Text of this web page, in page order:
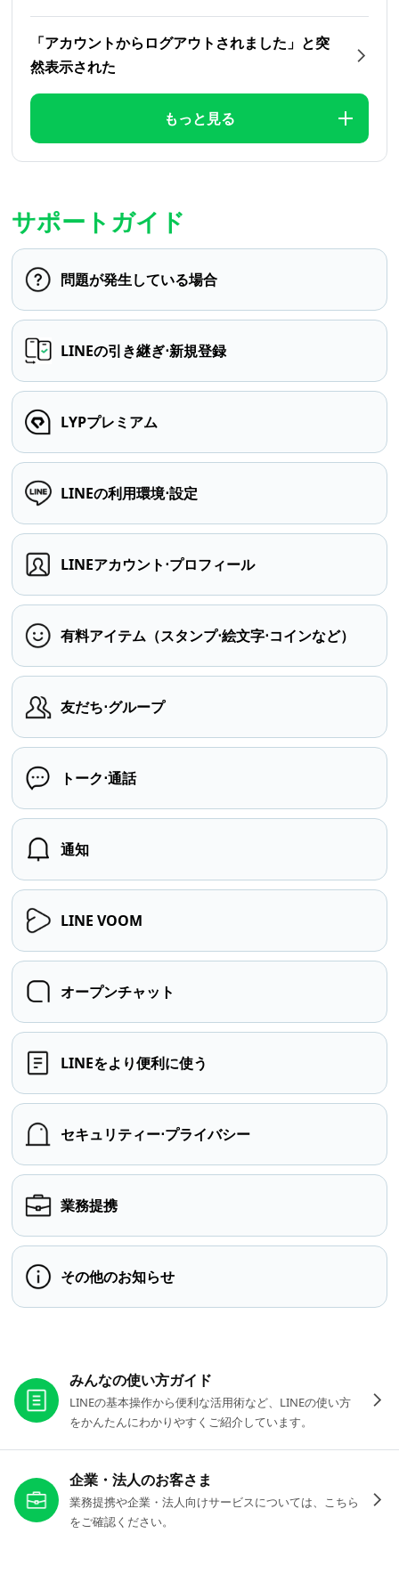
「アカウントからログアウトされました」と突
然表示された
もっと見る
サポートガイド
問題が発生している場合
LINEの引き継ぎ⋅新規登録
LYPプレミアム
LINEの利用環境⋅設定
LINEアカウント⋅プロフィール
有料アイテム（スタンプ⋅絵文字⋅コインなど）
友だち⋅グループ
トーク⋅通話
通知
LINE VOOM
オープンチャット
LINEをより便利に使う
セキュリティー⋅プライバシー
業務提携
その他のお知らせ
みんなの使い方ガイド
LINEの基本操作から便利な活用術など、LINEの使い方
をかんたんにわかりやすくご紹介しています。
企業・法人のお客さま
業務提携や企業・法人向けサービスについては、こちら
をご確認ください。